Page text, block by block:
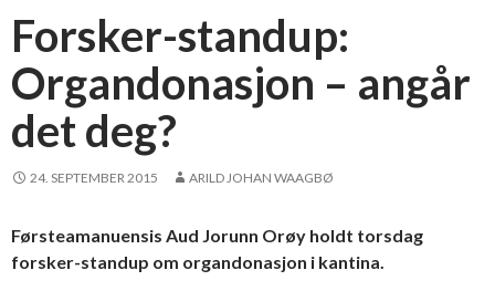
Forsker-standup:
Organdonasjon – angår
det deg?
24. SEPTEMBER 2015 ARILD JOHAN WAAGBØ
Førsteamanuensis Aud Jorunn Orøy holdt torsdag
forsker-standup om organdonasjon i kantina.